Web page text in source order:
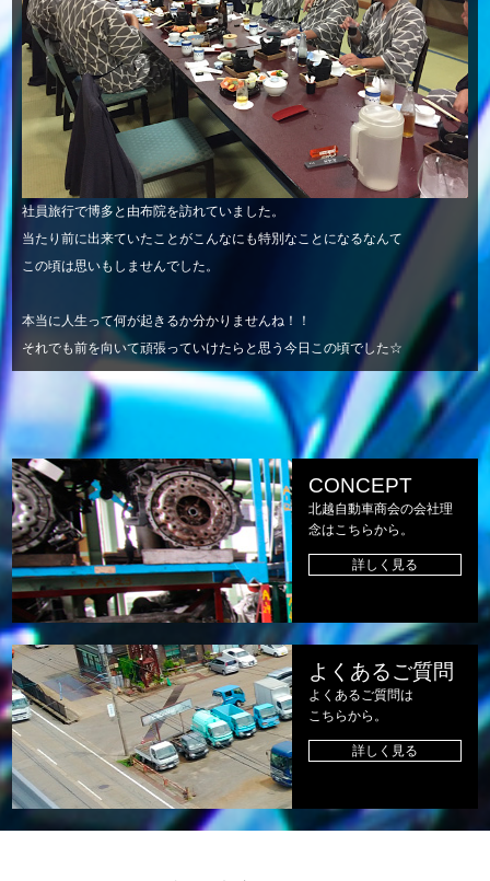
社員旅行で博多と由布院を訪れていました。
当たり前に出来ていたことがこんなにも特別なことになるなんて
この頃は思いもしませんでした。
本当に人生って何が起きるか分かりませんね！！
それでも前を向いて頑張っていけたらと思う今日この頃でした☆
CONCEPT
北越自動車商会の会社理
念はこちらから。
詳しく見る
よくあるご質問
よくあるご質問は
こちらから。
詳しく見る